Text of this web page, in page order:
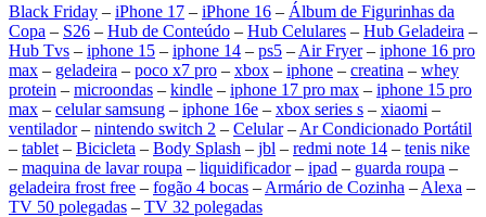
Black Friday – iPhone 17 – iPhone 16 – Álbum de Figurinhas da
Copa – S26 – Hub de Conteúdo – Hub Celulares – Hub Geladeira –
Hub Tvs – iphone 15 – iphone 14 – ps5 – Air Fryer– iphone 16 pro
max – geladeira – poco x7 pro – xbox – iphone – creatina – whey
protein – microondas – kindle – iphone 17 pro max – iphone 15 pro
max – celular samsung – iphone 16e – xbox series s – xiaomi –
ventilador– nintendo switch 2 – Celular– Ar Condicionado Portátil
– tablet – Bicicleta – Body Splash – jbl – redmi note 14 – tenis nike
– maquina de lavar roupa – liquidificador– ipad – guarda roupa –
geladeira frost free – fogão 4 bocas – Armário de Cozinha – Alexa –
TV 50 polegadas – TV 32 polegadas